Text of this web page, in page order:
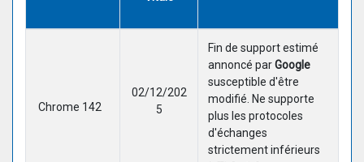
Chrome 142
02/12/202
5
Fin de support estimé
annoncé parGoogle
susceptible d'être
modifié. Ne supporte
plus les protocoles
d'échanges
strictement inférieurs